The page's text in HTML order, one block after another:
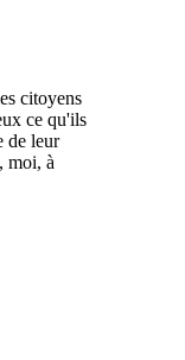
citoyens
ce qu'ils
de leur
moi, à